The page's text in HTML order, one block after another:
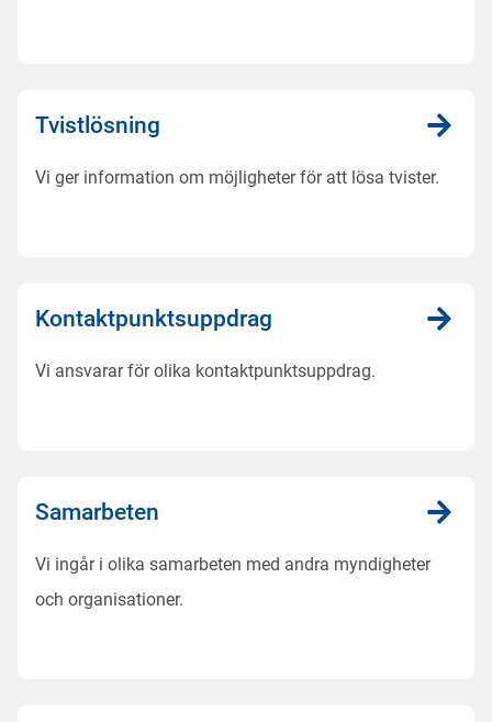
Tvistlösning
Vi ger information om möjligheter för att lösa tvister.
Kontaktpunktsuppdrag
Vi ansvarar för olika kontaktpunktsuppdrag.
Samarbeten
Vi ingår i olika samarbeten med andra myndigheter
och organisationer.